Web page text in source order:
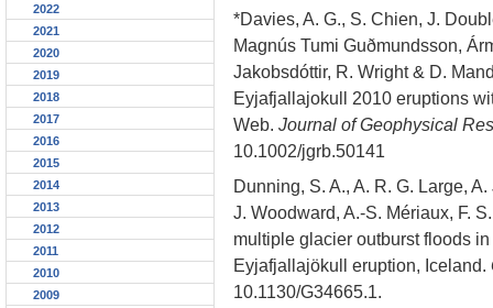
*Davies, A. G., S. Chien, J.
Magnús Tumi Guðmundsson,
Jakobsdóttir, R. Wright & D.
Eyjafjallajokull 2010 eruptions
Web. Journal of Geophysical
10.1002/jgrb.50141
Dunning, S. A., A. R. G. Large,
J. Woodward, A.-S. Mériaux, F.
multiple glacier outburst floods
Eyjafjallajökull eruption, Iceland.
10.1130/G34665.1.
2022
2021
2020
2019
2018
2017
2016
2015
2014
2013
2012
2011
2010
2009